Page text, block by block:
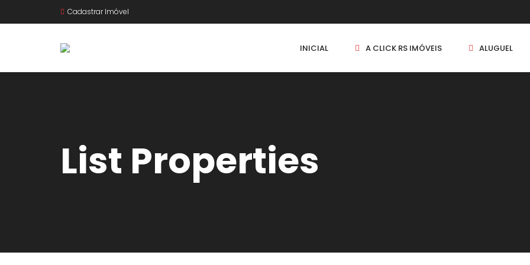
Cadastrar Imóvel
INICIAL A CLICK RS IMÓVEIS ALUGUEL
List Properties